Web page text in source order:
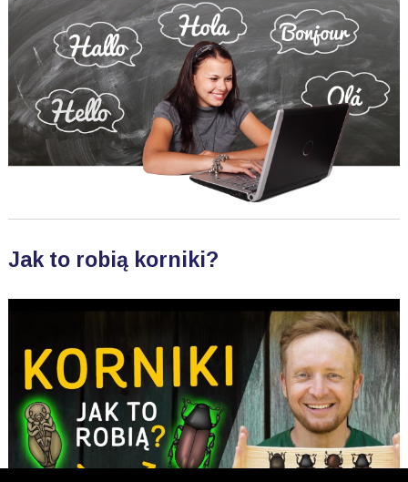
Jak to robią korniki?